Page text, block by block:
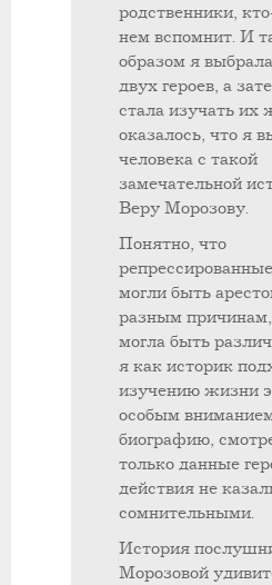
родственники,
нем вспомнит. И
образом я
двух героев, а
стала изучать их
оказалось, что я
человека с такой
замечательной
Веру Морозову.
Понятно, что
могли быть
разным
могла быть
я как историк
изучению жизни
особым
биографию,
только данные
действия не
сомнительными.
История
Морозовой